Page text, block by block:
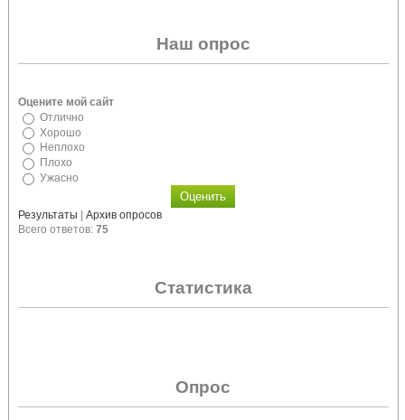
Наш опрос
Оцените мой сайт
Отлично
Хорошо
Неплохо
Плохо
Ужасно
Результаты | Архив опросов
Всего ответов: 75
Статистика
Опрос